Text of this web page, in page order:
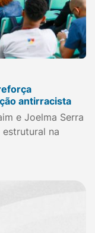
antirracista
e Joelma Serra
na